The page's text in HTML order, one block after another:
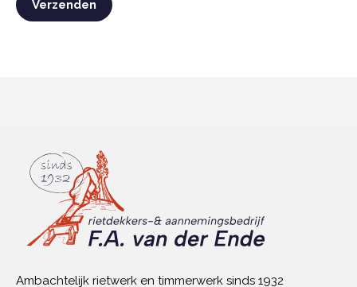
Ambachtelijk rietwerk en timmerwerk sinds 1932